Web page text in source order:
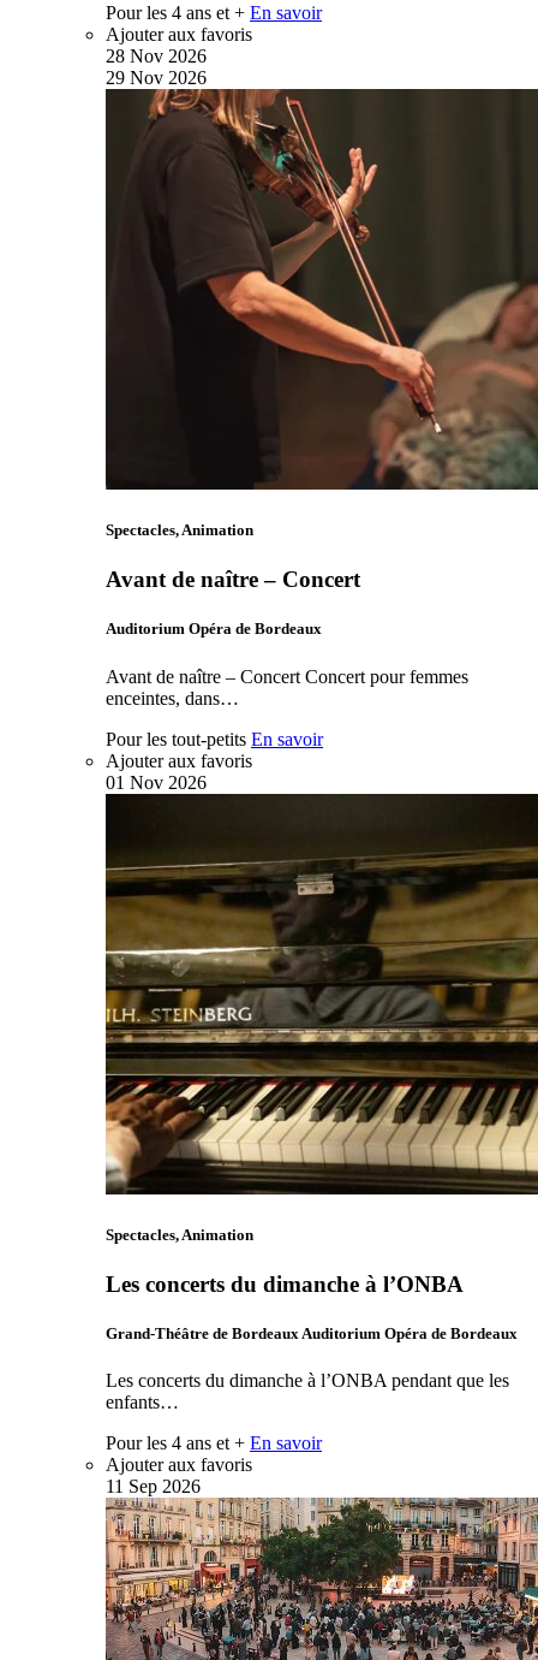
Pour les 4 ans et + En savoir
Ajouter aux favoris
28 Nov 2026
29 Nov 2026
Spectacles, Animation
Avant de naître – Concert
Auditorium Opéra de Bordeaux
Avant de naître – Concert Concert pour femmes
enceintes, dans…
Pour les tout-petits En savoir
Ajouter aux favoris
01 Nov 2026
Spectacles, Animation
Les concerts du dimanche à l’ONBA
Grand-Théâtre de Bordeaux Auditorium Opéra de Bordeaux
Les concerts du dimanche à l’ONBA pendant que les
enfants…
Pour les 4 ans et + En savoir
Ajouter aux favoris
11 Sep 2026